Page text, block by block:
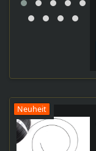
Neuheit